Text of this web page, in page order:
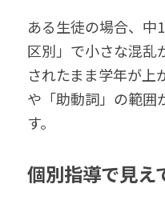
ある生徒の場合、中
区別」で小さな混乱
されたまま学年が上
や「助動詞」の範囲
す。
個別指導で見え